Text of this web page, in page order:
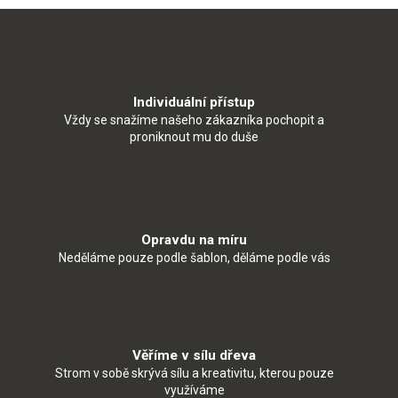
Individuální přístup
Vždy se snažíme našeho zákazníka pochopit a
proniknout mu do duše
Opravdu na míru
Neděláme pouze podle šablon, děláme podle vás
Věříme v sílu dřeva
Strom v sobě skrývá sílu a kreativitu, kterou pouze
využíváme